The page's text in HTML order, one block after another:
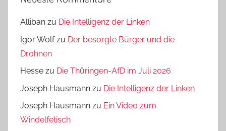
Alliban zu Die Intelligenz der Linken
Igor Wolfzu Der besorgte Bürger und die
Drohnen
Hesse zu Die Thüringen-AfD im Juli 2026
Joseph Hausmann zu Die Intelligenz der Linken
Joseph Hausmann zu Ein Video zum
Windelfetisch